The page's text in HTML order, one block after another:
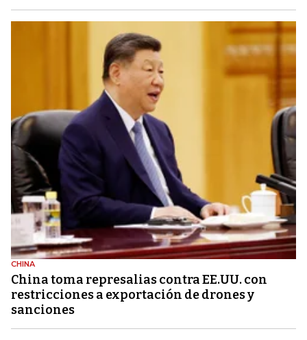
CHINA
China toma represalias contra EE.UU. con
restricciones a exportación de drones y
sanciones